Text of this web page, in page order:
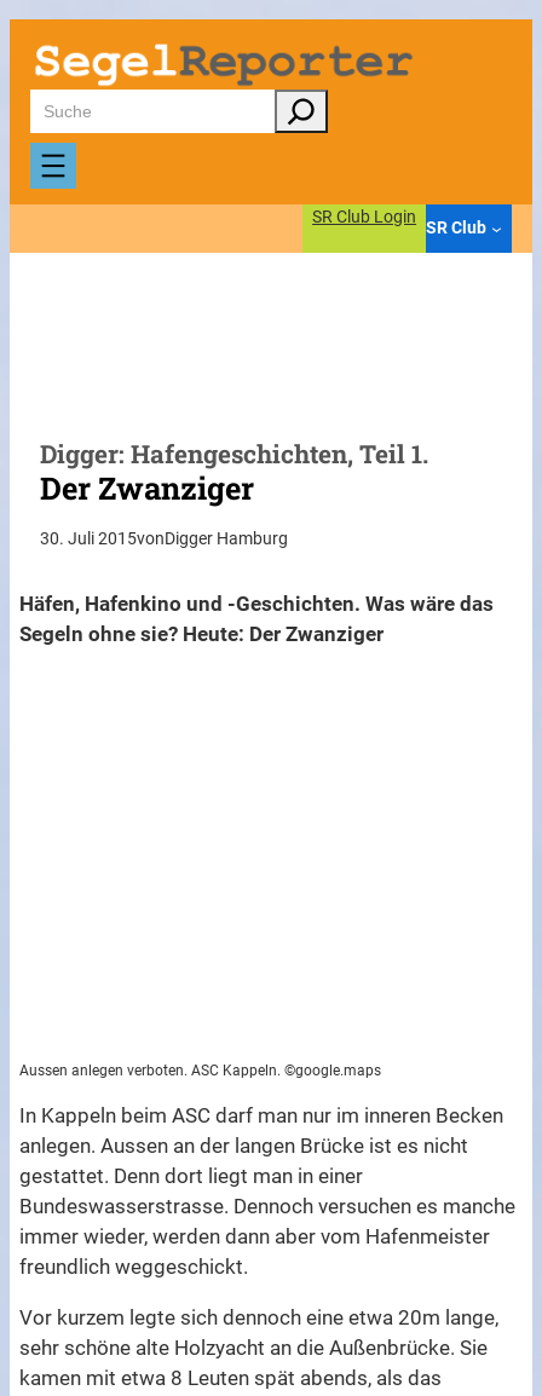
Zum
Inhalt
springen
Suchen
SR Club Login
SR Club
Digger: Hafengeschichten, Teil 1.
Der Zwanziger
30. Juli 2015vonDigger Hamburg
Häfen, Hafenkino und -Geschichten. Was wäre das
Segeln ohne sie? Heute: Der Zwanziger
Aussen anlegen verboten. ASC Kappeln. ©google.maps
In Kappeln beim ASC darf man nur im inneren Becken
anlegen. Aussen an der langen Brücke ist es nicht
gestattet. Denn dort liegt man in einer
Bundeswasserstrasse. Dennoch versuchen es manche
immer wieder, werden dann aber vom Hafenmeister
freundlich weggeschickt.
Vor kurzem legte sich dennoch eine etwa 20m lange,
sehr schöne alte Holzyacht an die Außenbrücke. Sie
kamen mit etwa 8 Leuten spät abends, als das